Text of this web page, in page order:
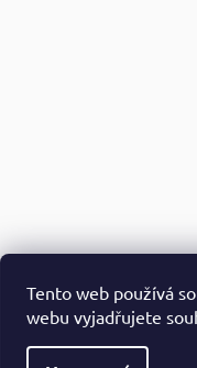
Tento web používá
webu vyjadřujete
. Všechna práva vyhrazena.